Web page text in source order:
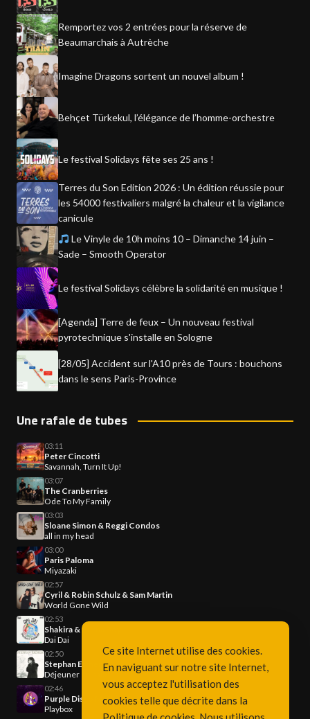
Remportez vos 2 entrées pour la réserve de
Beaumarchais à Autrèche
Imagine Dragons sortent un nouvel album !
Behçet Türkekul, l’élégance de l’homme-orchestre
Le festival Solidays fête ses 25 ans !
Terres du Son Edition 2026 : Un édition réussie pour
les 54000 festivaliers malgré la chaleur et la vigilance
canicule
Le Vinyle de 10h moins 10 – Dimanche 14 juin –
Sade – Smooth Operator
Le festival Solidays célèbre la solidarité en musique !
[Agenda] Terre de feux – Un nouveau festival
pyrotechnique s'installe en Sologne
[28/05] Accident sur l'A10 près de Tours : bouchons
dans le sens Paris-Province
Une rafale de tubes
03:11
Peter Cincotti
Savannah, Turn It Up!
03:07
The Cranberries
Ode To My Family
03:03
Sloane Simon & Reggi Condos
all in my head
03:00
Paris Paloma
Miyazaki
02:57
Cyril & Robin Schulz & Sam Martin
World Gone Wild
02:53
Shakira & Burna Boy
Dai Dai
02:50
Stephan Eicher
Déjeuner en paix
02:46
Purple Disco Machine
Playbox
Ce site Internet utilise des cookies.
En naviguant sur notre site Internet,
vous acceptez l'utilisation des
cookies telle que décrite dans la